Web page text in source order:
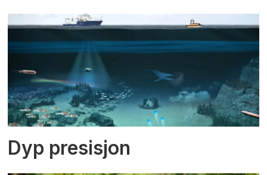
Dyp presisjon